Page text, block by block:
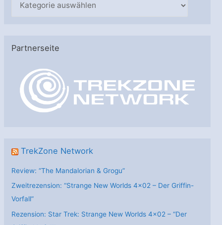
g
Partnerseite
TrekZone Network
Review: “The Mandalorian & Grogu”
Zweitrezension: “Strange New Worlds 4×02 – Der Griffin-
Vorfall”
Rezension: Star Trek: Strange New Worlds 4×02 – “Der